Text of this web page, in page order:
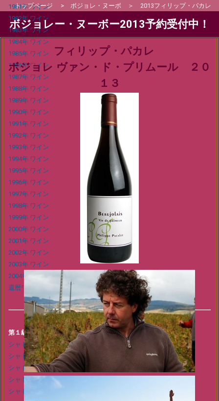
1981年 ワイン
1982年 ワイン
1983年 ワイン
1984年 ワイン
1985年 ワイン
1986年 ワイン
1987年 ワイン
1988年 ワイン
1989年 ワイン
1990年 ワイン
1991年 ワイン
1992年 ワイン
1993年 ワイン
1994年 ワイン
1995年 ワイン
1996年 ワイン
1997年 ワイン
1998年 ワイン
1999年 ワイン
2000年 ワイン
2001年 ワイン
2002年 ワイン
2003年 ワイン
2004年 ワイン
還暦ワイン
第１級5大シャトー
シャトー・マルゴー
シャトー・ラフィット
シャトー・ムートン
シャトー・ラトゥール
シャトー・オーブリオン
トップページ > ボジョレ・ヌーボ ＞ 2013フィリップ・パカレ
ボジョレー・ヌーボー2013予約受付中！
フィリップ・パカレ
ボジョレ ヴァン・ド・プリムール ２０
１３